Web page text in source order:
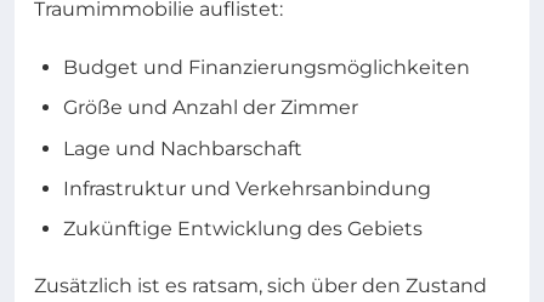
Traumimmobilie auflistet:
Budget und Finanzierungsmöglichkeiten
Größe und Anzahl der Zimmer
Lage und Nachbarschaft
Infrastruktur und Verkehrsanbindung
Zukünftige Entwicklung des Gebiets
Zusätzlich ist es ratsam, sich über den Zustand